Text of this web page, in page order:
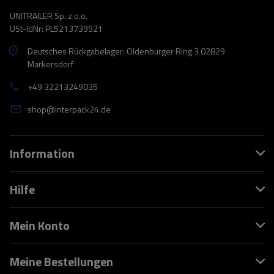
UNITRAILER Sp. z o.o.
USt-IdNr: PL5213739921
Deutsches Rückgabelager: Oldenburger Ring 3 02829
Markersdorf
+49 32213249035
shop@interpack24.de
Information
Hilfe
Mein Konto
Meine Bestellungen